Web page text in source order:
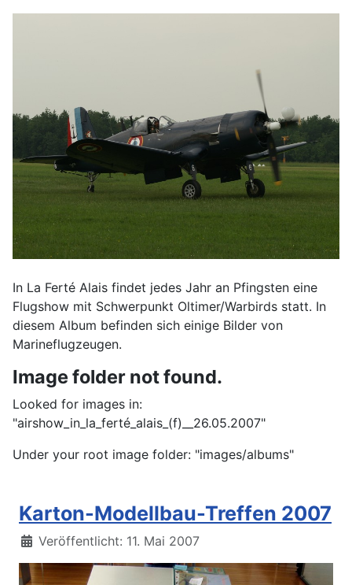
In La Ferté Alais findet jedes Jahr an Pfingsten eine
Flugshow mit Schwerpunkt Oltimer/Warbirds statt. In
diesem Album befinden sich einige Bilder von
Marineflugzeugen.
Image folder not found.
Looked for images in:
"airshow_in_la_ferté_alais_(f)__26.05.2007"
Under your root image folder: "images/albums"
Karton-Modellbau-Treffen 2007
Details
Veröffentlicht: 11. Mai 2007